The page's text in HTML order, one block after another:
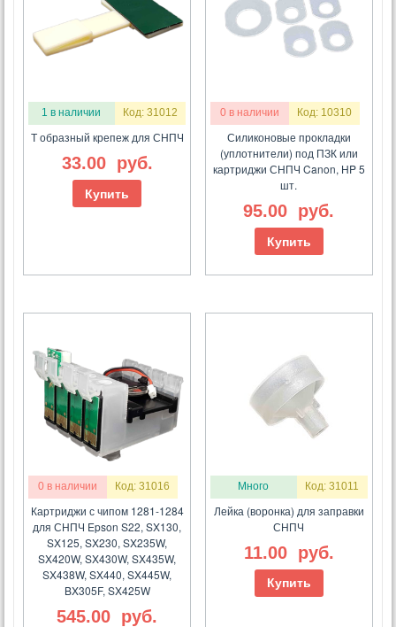
1 в наличии Код: 31012
Т образный крепеж для СНПЧ
33.00 руб.
Купить
0 в наличии Код: 10310
Силиконовые прокладки
(уплотнители) под ПЗК или
картриджи СНПЧ Canon, HP 5
шт.
95.00 руб.
Купить
0 в наличии Код: 31016
Картриджи с чипом 1281-1284
для СНПЧ Epson S22, SX130,
SX125, SX230, SX235W,
SX420W, SX430W, SX435W,
SX438W, SX440, SX445W,
BX305F, SX425W
545.00 руб.
Много Код: 31011
Лейка (воронка) для заправки
СНПЧ
11.00 руб.
Купить